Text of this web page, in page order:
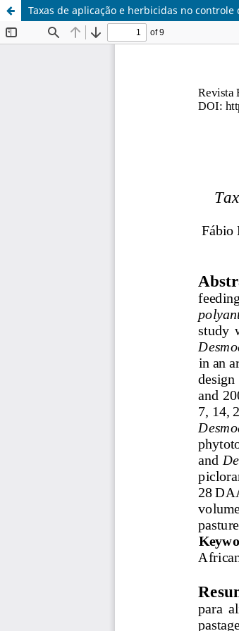
Taxas de aplicação e herbicidas no